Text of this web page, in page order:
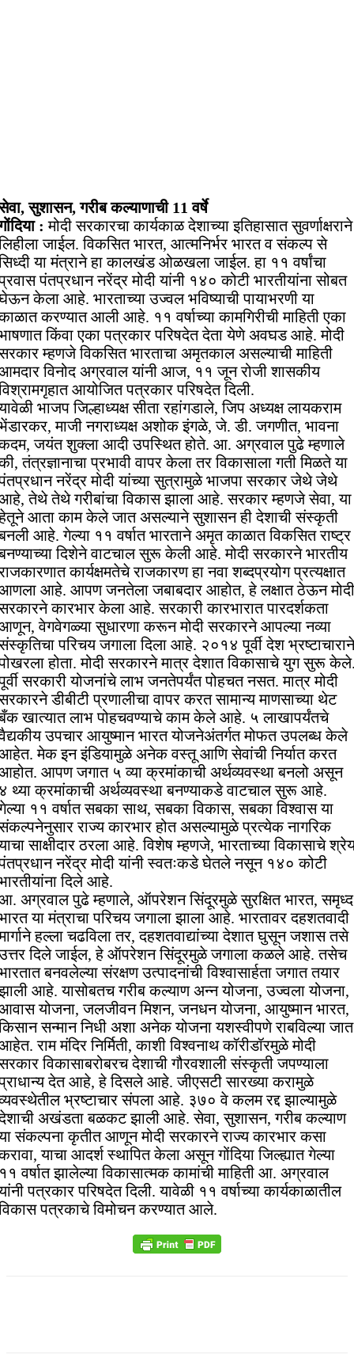
सुशासन, गरीब कल्याणाची 11 वर्षे
: मोदी सरकारचा कार्यकाळ देशाच्या इतिहासात सुवर्णाक्षराने
जाईल. विकसित भारत, आत्मनिर्भर भारत व संकल्प से
या मंत्राने हा कालखंड ओळखला जाईल. हा ११ वर्षांचा
पंतप्रधान नरेंद्र मोदी यांनी १४० कोटी भारतीयांना सोबत
केला आहे. भारताच्या उज्वल भविष्याची पायाभरणी या
करण्यात आली आहे. ११ वर्षाच्या कामगिरीची माहिती एका
किंवा एका पत्रकार परिषदेत देता येणे अवघड आहे. मोदी
म्हणजे विकसित भारताचा अमृतकाल असल्याची माहिती
विनोद अग्रवाल यांनी आज, ११ जून रोजी शासकीय
आयोजित पत्रकार परिषदेत दिली.
भाजप जिल्हाध्यक्ष सीता रहांगडाले, जिप अध्यक्ष लायकराम
माजी नगराध्यक्ष अशोक इंगळे, जे. डी. जगणीत, भावना
जयंत शुक्ला आदी उपस्थित होते. आ. अग्रवाल पुढे म्हणाले
तंत्रज्ञानाचा प्रभावी वापर केला तर विकासाला गती मिळते या
नरेंद्र मोदी यांच्या सुत्रामुळे भाजपा सरकार जेथे जेथे
तेथे तेथे गरीबांचा विकास झाला आहे. सरकार म्हणजे सेवा, या
आता काम केले जात असल्याने सुशासन ही देशाची संस्कृती
आहे. गेल्या ११ वर्षात भारताने अमृत काळात विकसित राष्ट्र
दिशेने वाटचाल सुरू केली आहे. मोदी सरकारने भारतीय
कार्यक्षमतेचे राजकारण हा नवा शब्दप्रयोग प्रत्यक्षात
आहे. आपण जनतेला जबाबदार आहोत, हे लक्षात ठेऊन मोदी
कारभार केला आहे. सरकारी कारभारात पारदर्शकता
वेगवेगळ्या सुधारणा करून मोदी सरकारने आपल्या नव्या
परिचय जगाला दिला आहे. २०१४ पूर्वी देश भ्रष्टाचाराने
होता. मोदी सरकारने मात्र देशात विकासाचे युग सुरू
सरकारी योजनांचे लाभ जनतेपर्यंत पोहचत नसत. मात्र मोदी
डीबीटी प्रणालीचा वापर करत सामान्य माणसाच्या थेट
खात्यात लाभ पोहचवण्याचे काम केले आहे. ५ लाखापर्यंतचे
उपचार आयुष्मान भारत योजनेअंतर्गत मोफत उपलब्ध केले
मेक इन इंडियामुळे अनेक वस्तू आणि सेवांची निर्यात करत
आपण जगात ५ व्या क्रमांकाची अर्थव्यवस्था बनलो असून
थ्या क्रमांकाची अर्थव्यवस्था बनण्याकडे वाटचाल सुरू आहे.
११ वर्षात सबका साथ, सबका विकास, सबका विश्वास या
राज्य कारभार होत असल्यामुळे प्रत्येक नागरिक
साक्षीदार ठरला आहे. विशेष म्हणजे, भारताच्या विकासाचे
नरेंद्र मोदी यांनी स्वतःकडे घेतले नसून १४० कोटी
दिले आहे.
अग्रवाल पुढे म्हणाले, ऑपरेशन सिंदूरमुळे सुरक्षित भारत, समृध्द
या मंत्राचा परिचय जगाला झाला आहे. भारतावर दहशतवादी
हल्ला चढविला तर, दहशतवाद्यांच्या देशात घुसून जशास तसे
दिले जाईल, हे ऑपरेशन सिंदूरमुळे जगाला कळले आहे. तसेच
बनवलेल्या संरक्षण उत्पादनांची विश्वासार्हता जगात तयार
आहे. यासोबतच गरीब कल्याण अन्न योजना, उज्वला योजना,
योजना, जलजीवन मिशन, जनधन योजना, आयुष्मान भारत,
सन्मान निधी अशा अनेक योजना यशस्वीपणे राबविल्या जात
राम मंदिर निर्मिती, काशी विश्वनाथ कॉरीडॉरमुळे मोदी
विकासाबरोबरच देशाची गौरवशाली संस्कृती जपण्याला
देत आहे, हे दिसले आहे. जीएसटी सारख्या करामुळे
भ्रष्टाचार संपला आहे. ३७० वे कलम रद्द झाल्यामुळे
अखंडता बळकट झाली आहे. सेवा, सुशासन, गरीब कल्याण
संकल्पना कृतीत आणून मोदी सरकारने राज्य कारभार कसा
याचा आदर्श स्थापित केला असून गोंदिया जिल्ह्यात गेल्या
वर्षात झालेल्या विकासात्मक कामांची माहिती आ. अग्रवाल
पत्रकार परिषदेत दिली. यावेळी ११ वर्षाच्या कार्यकाळातील
पत्रकाचे विमोचन करण्यात आले.